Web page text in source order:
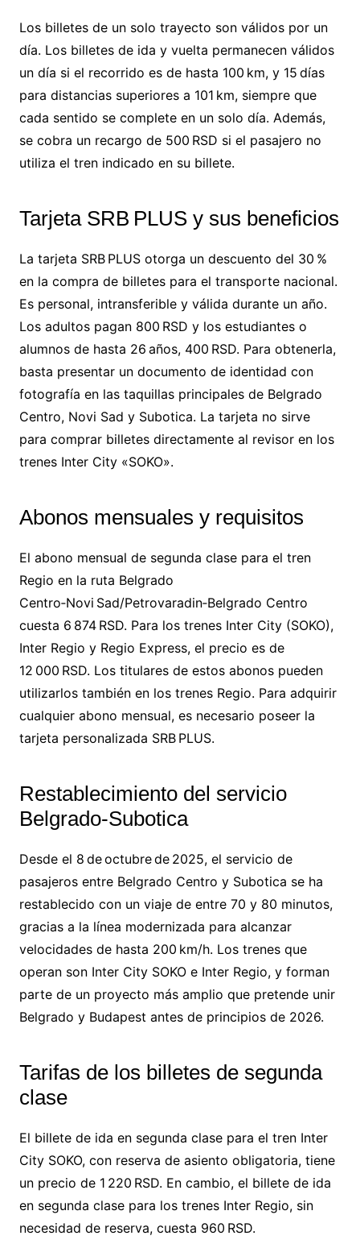
Los billetes de un solo trayecto son válidos por un
día. Los billetes de ida y vuelta permanecen válidos
un día si el recorrido es de hasta 100 km, y 15 días
para distancias superiores a 101 km, siempre que
cada sentido se complete en un solo día. Además,
se cobra un recargo de 500 RSD si el pasajero no
utiliza el tren indicado en su billete.
Tarjeta SRB PLUS y sus beneficios
La tarjeta SRB PLUS otorga un descuento del 30 %
en la compra de billetes para el transporte nacional.
Es personal, intransferible y válida durante un año.
Los adultos pagan 800 RSD y los estudiantes o
alumnos de hasta 26 años, 400 RSD. Para obtenerla,
basta presentar un documento de identidad con
fotografía en las taquillas principales de Belgrado
Centro, Novi Sad y Subotica. La tarjeta no sirve
para comprar billetes directamente al revisor en los
trenes Inter City «SOKO».
Abonos mensuales y requisitos
El abono mensual de segunda clase para el tren
Regio en la ruta Belgrado
Centro‑Novi Sad/Petrovaradin‑Belgrado Centro
cuesta 6 874 RSD. Para los trenes Inter City (SOKO),
Inter Regio y Regio Express, el precio es de
12 000 RSD. Los titulares de estos abonos pueden
utilizarlos también en los trenes Regio. Para adquirir
cualquier abono mensual, es necesario poseer la
tarjeta personalizada SRB PLUS.
Restablecimiento del servicio
Belgrado-Subotica
Desde el 8 de octubre de 2025, el servicio de
pasajeros entre Belgrado Centro y Subotica se ha
restablecido con un viaje de entre 70 y 80 minutos,
gracias a la línea modernizada para alcanzar
velocidades de hasta 200 km/h. Los trenes que
operan son Inter City SOKO e Inter Regio, y forman
parte de un proyecto más amplio que pretende unir
Belgrado y Budapest antes de principios de 2026.
Tarifas de los billetes de segunda
clase
El billete de ida en segunda clase para el tren Inter
City SOKO, con reserva de asiento obligatoria, tiene
un precio de 1 220 RSD. En cambio, el billete de ida
en segunda clase para los trenes Inter Regio, sin
necesidad de reserva, cuesta 960 RSD.